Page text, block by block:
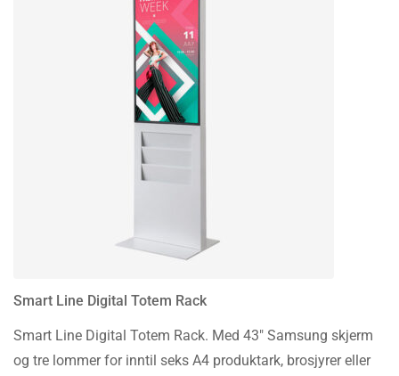
Smart Line Digital Totem Rack
Smart Line Digital Totem Rack. Med 43″ Samsung skjerm
og tre lommer for inntil seks A4 produktark, brosjyrer eller